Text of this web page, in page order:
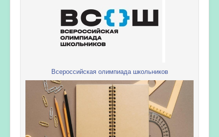
Всероссийская олимпиада школьников